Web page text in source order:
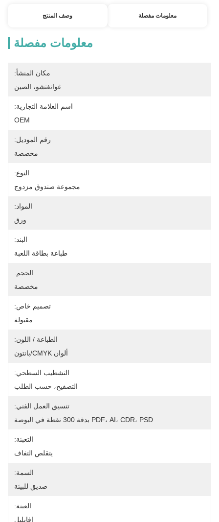
معلومات مفصلة وصف المنتج
معلومات مفصلة
مكان المنشأ:
غوانغتشو، الصين
اسم العلامة التجارية:
OEM
رقم الموديل:
مخصصة
النوع:
مجموعة صندوق مزدوج
المواد:
ورق
البند:
طباعة بطاقة اللعبة
الحجم:
مخصصة
تصميم خاص:
مقبولة
الطباعة / اللون:
ألوان CMYK/بانتون
التشطيب السطحي:
التصفيح، حسب الطلب
تنسيق العمل الفني:
PDF، AI، CDR، PSD بدقة 300 نقطة في البوصة
التعبئة:
يتقلص التفاف
السمة:
صديق للبيئة
العينة:
افايلبل